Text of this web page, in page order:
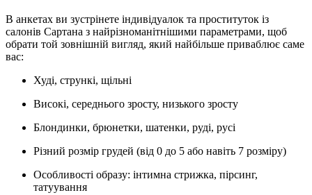
В анкетах ви зустрінете індивідуалок та проституток із
салонів Сартана з найрізноманітнішими параметрами, щоб
обрати той зовнішній вигляд, який найбільше приваблює саме
вас:
Худі, стрункі, щільні
Високі, середнього зросту, низького зросту
Блондинки, брюнетки, шатенки, руді, русі
Різний розмір грудей (від 0 до 5 або навіть 7 розміру)
Особливості образу: інтимна стрижка, пірсинг,
татуування